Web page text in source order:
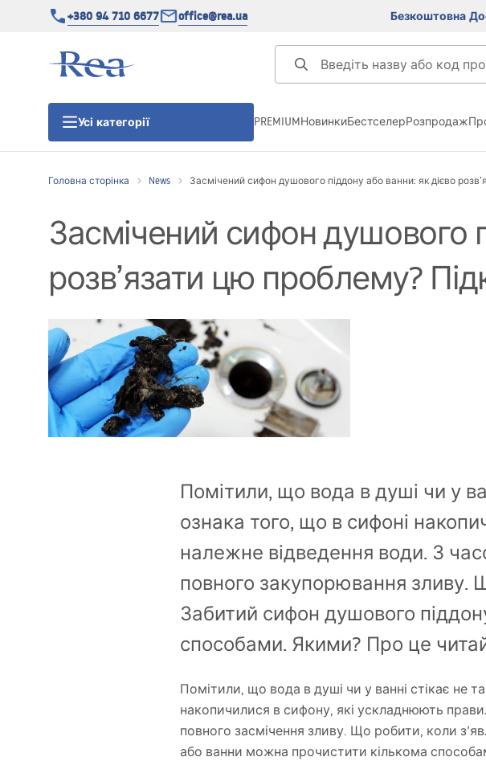
+380 94 710 6677 office@rea.ua Безкоштовна
Усі категорії
Душові двері
Душові піддони
Душові лінійні зливи
Унітаз і біде
Умивальники
Душові гарнітури
Аксесуари та меблі для
PREMIUMНовинкиБестселерРозпродаж
Головна сторінка News Засмічений сифон душового піддону або ванни: як дієво
Засмічений сифон душового
розв’язати цю проблему?
Помітили, що вода в душі чи у
ознака того, що в сифоні
належне відведення води. З
повного закупорювання зливу.
Забитий сифон душового
способами. Якими? Про це
Помітили, що вода в душі чи у ванні стікає не
накопичилися в сифону, які ускладнюють
повного засмічення зливу. Що робити, коли
або ванни можна прочистити кількома